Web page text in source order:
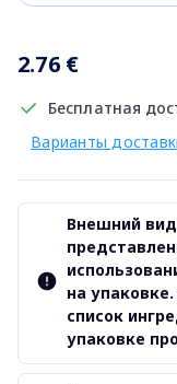
2.76 €
Бесплатная
Варианты
Внешний
на
список
упаковке